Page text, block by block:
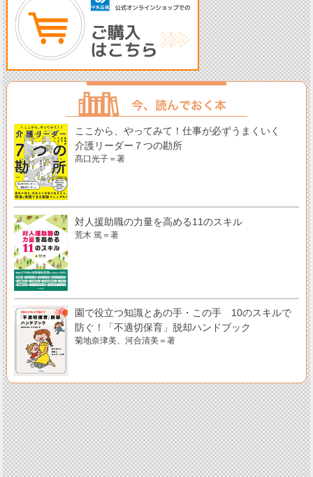
ここから、やってみて！仕事が必ずうまくいく
介護リーダー７つの勘所
髙口光子＝著
対人援助職の力量を高める11のスキル
荒木 篤＝著
園で役立つ知識とあの手・この手 10のスキルで
防ぐ！「不適切保育」脱却ハンドブック
菊地奈津美、河合清美＝著